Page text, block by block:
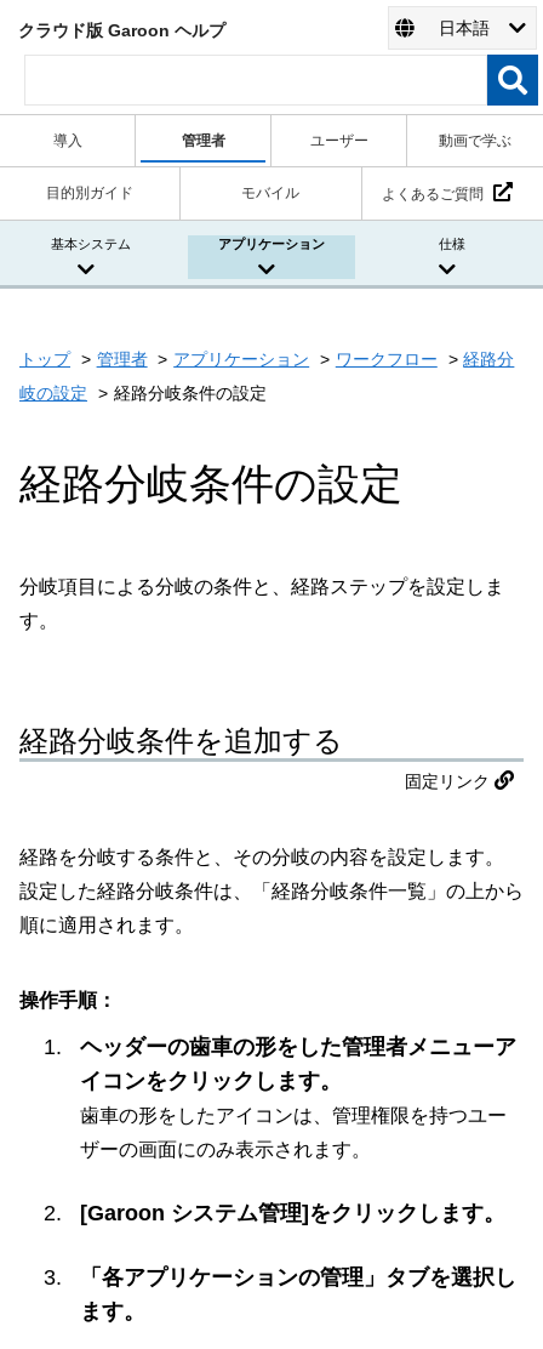
クラウド版 Garoon ヘルプ 日本語
導入 管理者 ユーザー 動画で学ぶ
目的別ガイド モバイル よくあるご質問
基本システム アプリケーション 仕様
トップ 管理者 アプリケーション ワークフロー
経路分
岐の設定
経路分岐条件の設定
経路分岐条件の設定
分岐項目による分岐の条件と、経路ステップを設定しま
す。
経路分岐条件を追加する
固定リンク
経路を分岐する条件と、その分岐の内容を設定します。
設定した経路分岐条件は、「経路分岐条件一覧」の上から
順に適用されます。
操作手順：
ヘッダーの歯車の形をした管理者メニューア
イコンをクリックします。
歯車の形をしたアイコンは、管理権限を持つユー
ザーの画面にのみ表示されます。
[Garoon システム管理]をクリックします。
「各アプリケーションの管理」タブを選択し
ます。